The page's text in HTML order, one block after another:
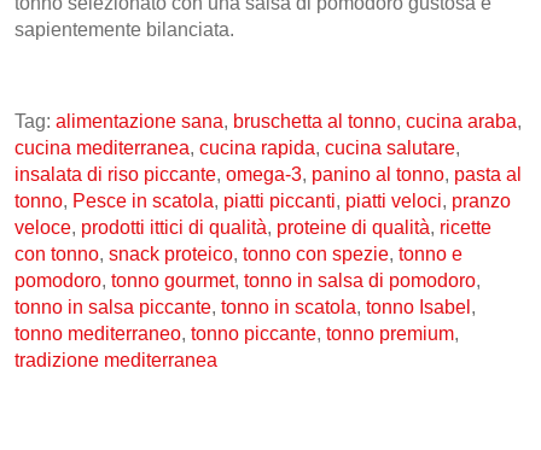
sapientemente bilanciata.
Tag: alimentazione sana, bruschetta al tonno, cucina araba,
cucina mediterranea, cucina rapida, cucina salutare,
insalata di riso piccante, omega-3, panino al tonno, pasta al
tonno, Pesce in scatola, piatti piccanti, piatti veloci, pranzo
veloce, prodotti ittici di qualità, proteine di qualità, ricette
con tonno, snack proteico, tonno con spezie, tonno e
pomodoro, tonno gourmet, tonno in salsa di pomodoro,
tonno in salsa piccante, tonno in scatola, tonno Isabel ,
tonno mediterraneo, tonno piccante, tonno premium,
tradizione mediterranea